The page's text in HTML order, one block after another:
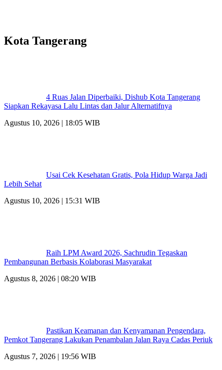
Kota Tangerang
4 Ruas Jalan Diperbaiki, Dishub Kota Tangerang
Siapkan Rekayasa Lalu Lintas dan Jalur Alternatifnya
Agustus 10, 2026 | 18:05 WIB
Usai Cek Kesehatan Gratis, Pola Hidup Warga Jadi
Lebih Sehat
Agustus 10, 2026 | 15:31 WIB
Raih LPM Award 2026, Sachrudin Tegaskan
Pembangunan Berbasis Kolaborasi Masyarakat
Agustus 8, 2026 | 08:20 WIB
Pastikan Keamanan dan Kenyamanan Pengendara,
Pemkot Tangerang Lakukan Penambalan Jalan Raya Cadas Periuk
Agustus 7, 2026 | 19:56 WIB